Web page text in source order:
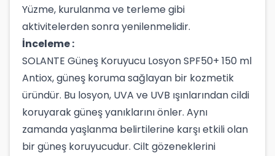
Yüzme, kurulanma ve terleme gibi
aktivitelerden sonra yenilenmelidir.
İnceleme :
SOLANTE Güneş Koruyucu Losyon SPF50+ 150 ml
Antiox, güneş koruma sağlayan bir kozmetik
üründür. Bu losyon, UVA ve UVB ışınlarından cildi
koruyarak güneş yanıklarını önler. Aynı
zamanda yaşlanma belirtilerine karşı etkili olan
bir güneş koruyucudur. Cilt gözeneklerini